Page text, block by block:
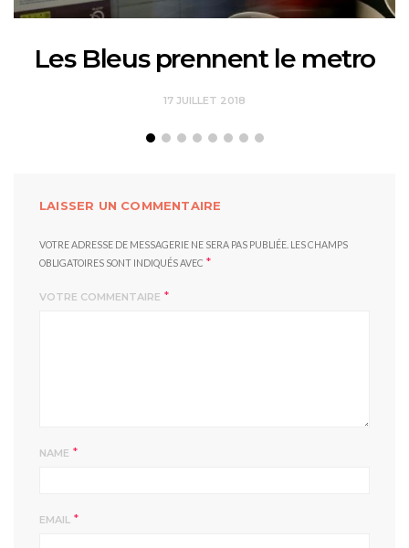
Les Bleus prennent le metro
17 JUILLET 2018
LAISSER UN COMMENTAIRE
VOTRE ADRESSE DE MESSAGERIE NE SERA PAS PUBLIÉE. LES CHAMPS
OBLIGATOIRES SONT INDIQUÉS AVEC *
VOTRE COMMENTAIRE *
NAME *
EMAIL *